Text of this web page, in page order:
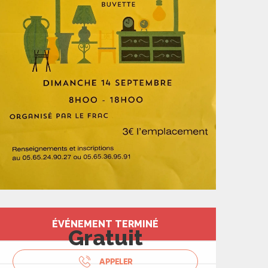
et
ÉVÉNEMENT TERMINÉ
Gratuit
APPELER